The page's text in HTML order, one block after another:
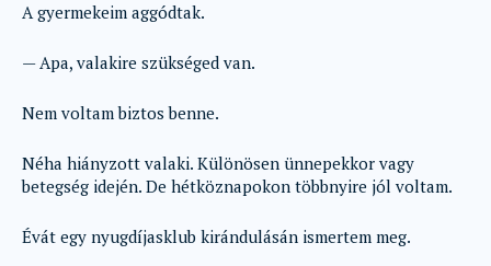
A gyermekeim aggódtak.
— Apa, valakire szükséged van.
Nem voltam biztos benne.
Néha hiányzott valaki. Különösen ünnepekkor vagy
betegség idején. De hétköznapokon többnyire jól voltam.
Évát egy nyugdíjasklub kirándulásán ismertem meg.